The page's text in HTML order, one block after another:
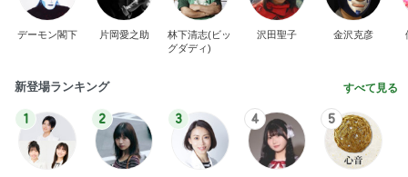
デーモン閣下 片岡愛之助
林下清志(ビッ
グダディ)
沢田聖子 金沢克彦
新登場ランキング すべて見る
1 2 3 4 5